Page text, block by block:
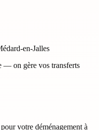
en-Jalles
— on gère vos transferts
pour votre déménagement à